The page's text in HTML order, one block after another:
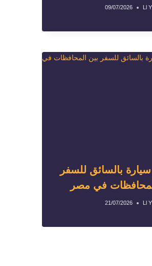
Ll
09/07/2026
سيارة بالسائق للسفر
في مصر
Ll
21/07/2026